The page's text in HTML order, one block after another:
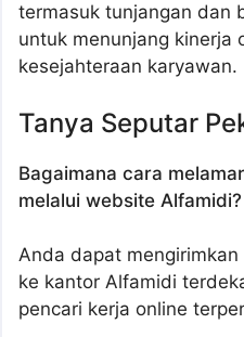
termasuk tunjangan dan
untuk menunjang kinerja
kesejahteraan karyawan.
Tanya Seputar
Bagaimana cara
melalui website Alfamidi?
Anda dapat
ke kantor Alfamidi
pencari kerja online